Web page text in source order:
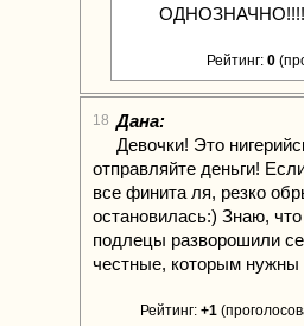
Рейтинг: 0
18 Дана:
Девочки! Это
отправляйте деньги!
все финита ля, резко
остановилась:) Знаю,
подлецы разворошили
честные, которым нужны
Рейтинг: +1